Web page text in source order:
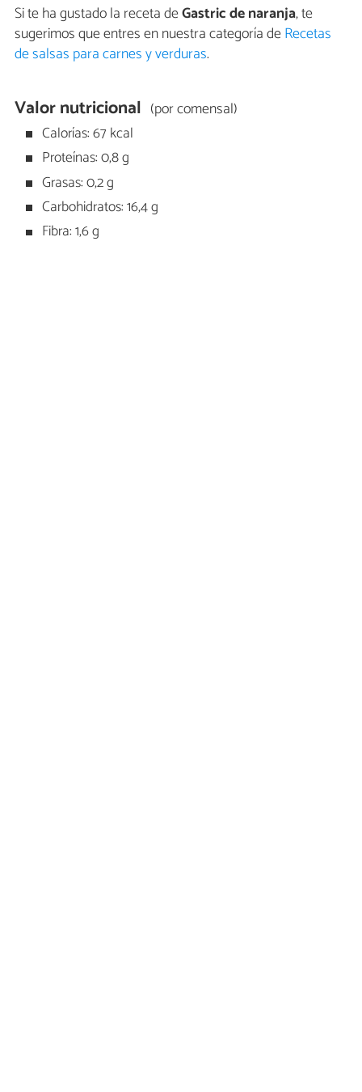
Si te ha gustado la receta deGastric de naranja, te
sugerimos que entres en nuestra categoría deRecetas
de salsas para carnes y verduras.
Valor nutricional (por comensal)
Calorías: 67 kcal
Proteínas: 0,8 g
Grasas: 0,2 g
Carbohidratos: 16,4 g
Fibra: 1,6 g